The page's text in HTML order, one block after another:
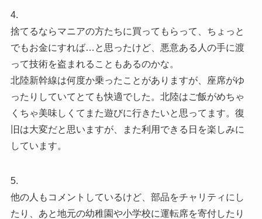
4.
捨てるならマニアの方たちに買ってもらって、ちょっと
でもお金にすれば…と思ったけど、悪意ある人の手に渡
って技術を盗まれることもあるのかな。
北陸新幹線は何度か乗ったことがありますが、座席がゆ
ったりしていてとても快適でした。北陸はご飯がめちゃ
くちゃ美味しくてまた遊びに行きたいと思ってます。復
旧は大変だと思いますが、また利用できる日を楽しみに
しています。
5.
他の人もコメントしているけど、部品をチャリティにし
たり、あと地元の幼稚園や小学校に運転席を寄付したり